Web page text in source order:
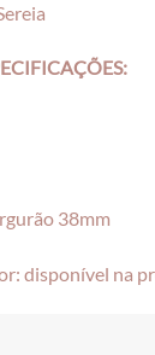
38mm
disponível na